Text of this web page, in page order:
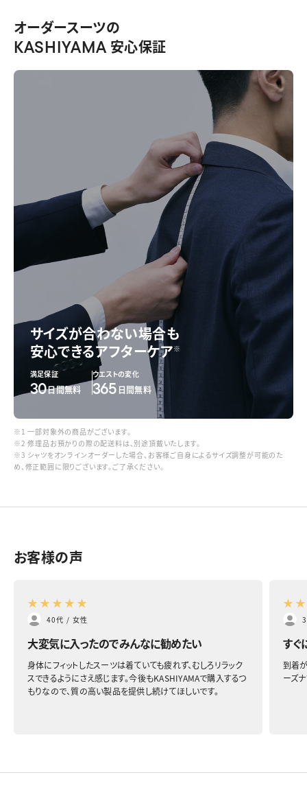
オーダースーツの
KASHIYAMA 安心保証
サイズが合わない場合も
安心できるアフターケア※
満足保証
30日間無料
ウエストの変化
365 日間無料
※1 一部対象外の商品がございます。
※2 修理品お預かりの際の配送料は、別途頂戴いたします。
※3 シャツをオンラインオーダーした場合、お客様ご自身によるサイズ調整が可能のた
め、修正範囲に限りございます。ご了承ください。
お客様の声
★ ★ ★ ★ ★
40代 / 女性
大変気に入ったのでみんなに勧めたい
身体にフィットしたスーツは着ていても疲れず、むしろリラック
スできるようにさえ感じます。今後もKASHIYAMAで購入するつ
もりなので、質の高い製品を提供し続けてほしいです。
★ ★
すぐ
到着
ーズ